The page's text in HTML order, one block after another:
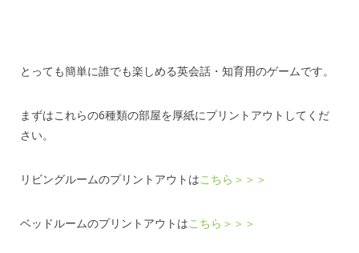
とっても簡単に誰でも楽しめる英会話・知育用のゲームです。
まずはこれらの6種類の部屋を厚紙にプリントアウトしてくだ
さい。
リビングルームのプリントアウトはこちら＞＞＞
ベッドルームのプリントアウトはこちら＞＞＞